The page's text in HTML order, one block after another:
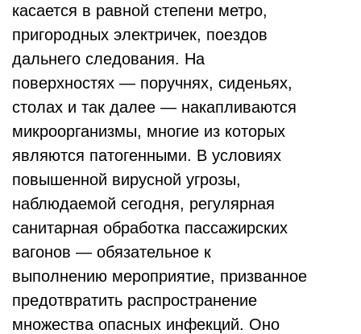
касается в равной степени метро,
пригородных электричек, поездов
дальнего следования. На
поверхностях — поручнях, сиденьях,
столах и так далее — накапливаются
микроорганизмы, многие из которых
являются патогенными. В условиях
повышенной вирусной угрозы,
наблюдаемой сегодня, регулярная
санитарная обработка пассажирских
вагонов — обязательное к
выполнению мероприятие, призванное
предотвратить распространение
множества опасных инфекций. Оно